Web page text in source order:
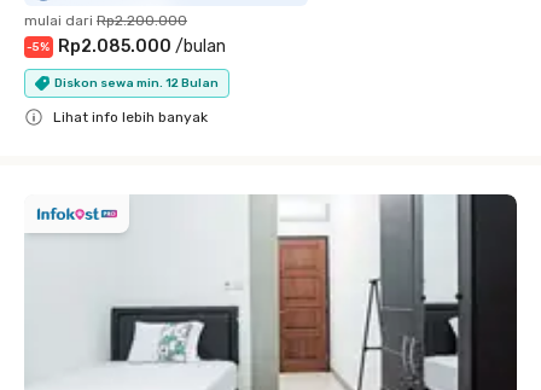
mulai dari Rp2.200.000
-5% Rp2.085.000 /bulan
Diskon sewa min. 12 Bulan
Lihat info lebih banyak